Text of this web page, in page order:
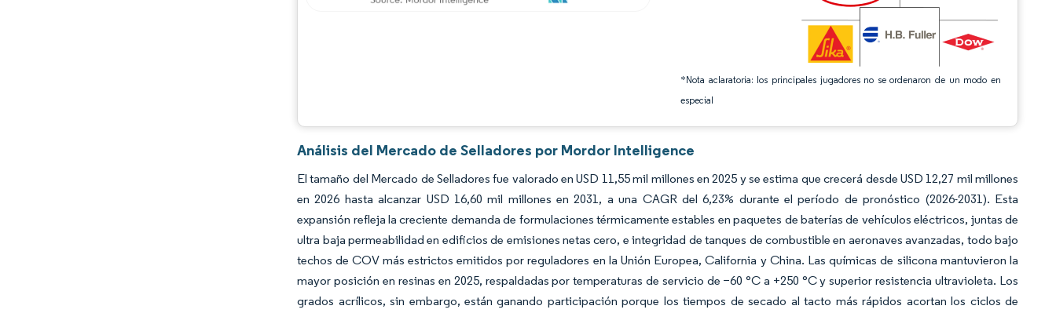
*Nota aclaratoria: los principales jugadores no se ordenaron de un modo en
especial
Análisis del Mercado de Selladores por Mordor Intelligence
El tamaño del Mercado de Selladores fue valorado en USD 11,55 mil millones en 2025 y se estima que crecerá desde USD 12,27 mil millones
en 2026 hasta alcanzar USD 16,60 mil millones en 2031, a una CAGR del 6,23% durante el período de pronóstico (2026-2031). Esta
expansión refleja la creciente demanda de formulaciones térmicamente estables en paquetes de baterías de vehículos eléctricos, juntas de
ultra baja permeabilidad en edificios de emisiones netas cero, e integridad de tanques de combustible en aeronaves avanzadas, todo bajo
techos de COV más estrictos emitidos por reguladores en la Unión Europea, California y China. Las químicas de silicona mantuvieron la
mayor posición en resinas en 2025, respaldadas por temperaturas de servicio de −60 °C a +250 °C y superior resistencia ultravioleta. Los
grados acrílicos, sin embargo, están ganando participación porque los tiempos de secado al tacto más rápidos acortan los ciclos de